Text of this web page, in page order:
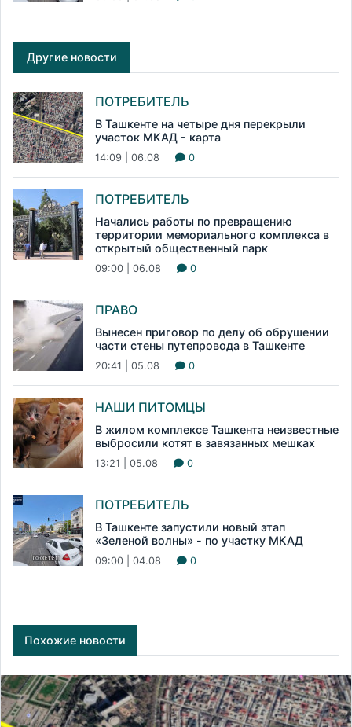
Другие новости
ПОТРЕБИТЕЛЬ
В Ташкенте на четыре дня перекрыли
участок МКАД - карта
14:09 | 06.08 0
ПОТРЕБИТЕЛЬ
Начались работы по превращению
территории мемориального комплекса в
открытый общественный парк
09:00 | 06.08 0
ПРАВО
Вынесен приговор по делу об обрушении
части стены путепровода в Ташкенте
20:41 | 05.08 0
НАШИ ПИТОМЦЫ
В жилом комплексе Ташкента неизвестные
выбросили котят в завязанных мешках
13:21 | 05.08 0
ПОТРЕБИТЕЛЬ
В Ташкенте запустили новый этап
«Зеленой волны» - по участку МКАД
09:00 | 04.08 0
Похожие новости